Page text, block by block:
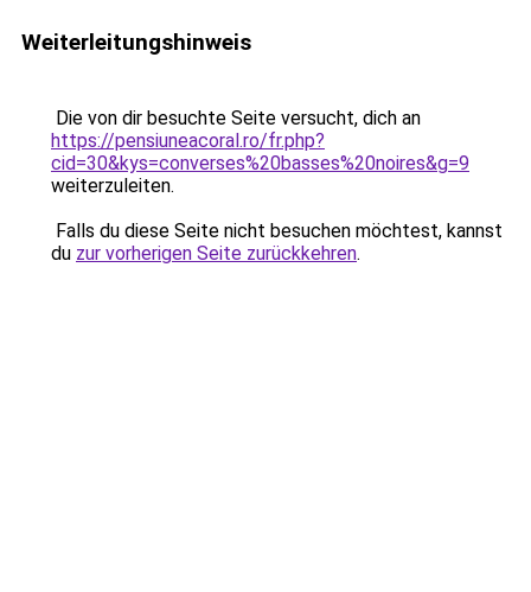
Weiterleitungshinweis
Die von dir besuchte Seite versucht, dich an
https://pensiuneacoral.ro/fr.php?
cid=30&kys=converses%20basses%20noires&g=9
weiterzuleiten.
Falls du diese Seite nicht besuchen möchtest, kannst
du zur vorherigen Seite zurückkehren.